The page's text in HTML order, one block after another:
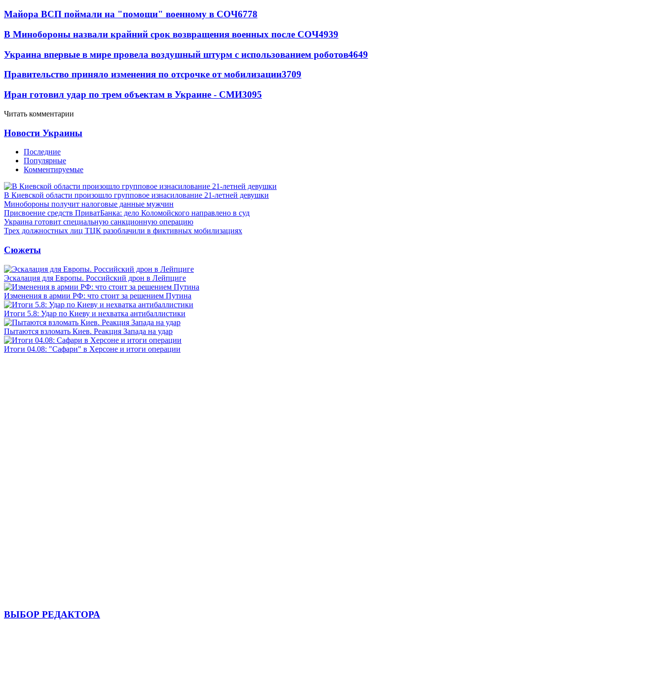
Майора ВСП поймали на "помощи" военному в СОЧ6778
В Минобороны назвали крайний срок возвращения военных после СОЧ4939
Украина впервые в мире провела воздушный штурм с использованием роботов4649
Правительство приняло изменения по отсрочке от мобилизации3709
Иран готовил удар по трем объектам в Украине - СМИ3095
Читать комментарии
Новости Украины
Последние
Популярные
Комментируемые
В Киевской области произошло групповое изнасилование 21-летней девушки
Минобороны получит налоговые данные мужчин
Присвоение средств ПриватБанка: дело Коломойского направлено в суд
Украина готовит специальную санкционную операцию
Трех должностных лиц ТЦК разоблачили в фиктивных мобилизациях
Сюжеты
Эскалация для Европы. Российский дрон в Лейпциге
Изменения в армии РФ: что стоит за решением Путина
Итоги 5.8: Удар по Киеву и нехватка антибаллистики
Пытаются взломать Киев. Реакция Запада на удар
Итоги 04.08: "Сафари" в Херсоне и итоги операции
ВЫБОР РЕДАКТОРА